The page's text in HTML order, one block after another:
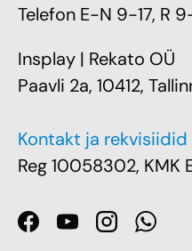
Telefon E-N 9-17, R
Insplay | Rekato OÜ
Paavli 2a, 10412,
Kontakt ja rekvisiidid
Reg 10058302, KMK
Facebook
YouTubeInstagram